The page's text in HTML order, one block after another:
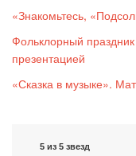
«Знакомьтесь,
Фольклорный
презентацией
«Сказка в музыке».
5 из 5 звезд